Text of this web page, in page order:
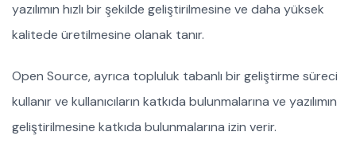
yazılımın hızlı bir şekilde geliştirilmesine ve daha yüksek
kalitede üretilmesine olanak tanır.
Open Source, ayrıca topluluk tabanlı bir geliştirme süreci
kullanır ve kullanıcıların katkıda bulunmalarına ve yazılımın
geliştirilmesine katkıda bulunmalarına izin verir.